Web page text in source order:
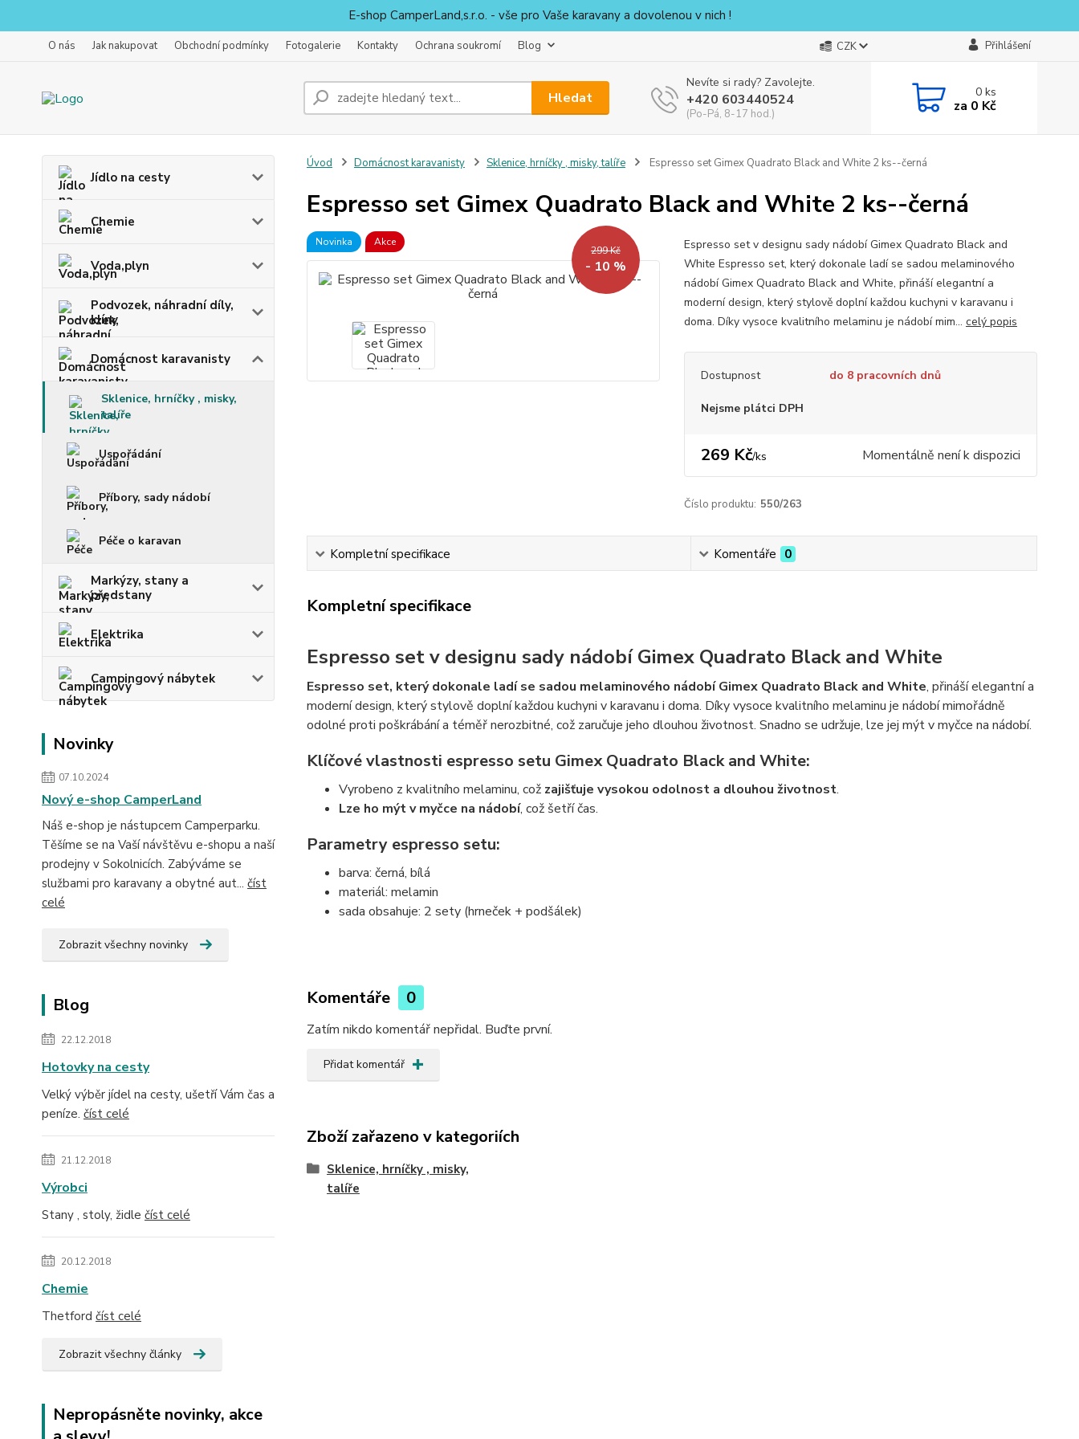
E-shop CamperLand,s.r.o. - vše pro Vaše karavany a dovolenou v nich !
O nás Jak nakupovat Obchodní podmínky Fotogalerie Kontakty Ochrana soukromí Blog CZK Přihlášení
Hledat
Nevíte si rady? Zavolejte.
+420 603440524
(Po-Pá, 8-17 hod.)
0ks
za 0 Kč
Jídlo na cesty
Chemie
Voda,plyn
Podvozek, náhradní díly,
klíny
Domácnost karavanisty
Sklenice, hrníčky , misky,
talíře
Uspořádání
Příbory, sady nádobí
Péče o karavan
Markýzy, stany a
předstany
Elektrika
Campingový nábytek
Novinky
07.10.2024
Nový e-shop CamperLand
Náš e-shop je nástupcem Camperparku.
Těšíme se na Vaší návštěvu e-shopu a naší
prodejny v Sokolnicích. Zabýváme se
službami pro karavany a obytné aut... číst
celé
Zobrazit všechny novinky
Blog
22.12.2018
Hotovky na cesty
Velký výběr jídel na cesty, ušetří Vám čas a
peníze. číst celé
21.12.2018
Výrobci
Stany , stoly, židle číst celé
20.12.2018
Chemie
Thetford číst celé
Zobrazit všechny články
Nepropásněte novinky, akce
Úvod Domácnost karavanisty Sklenice, hrníčky , misky, talíře Espresso set Gimex Quadrato Black and White 2 ks--černá
Espresso set Gimex Quadrato Black and White 2 ks--černá
Novinka Akce
299 Kč
- 10 %
Espresso set v designu sady nádobí Gimex Quadrato Black and
White Espresso set, který dokonale ladí se sadou melaminového
nádobí Gimex Quadrato Black and White, přináší elegantní a
moderní design, který stylově doplní každou kuchyni v karavanu i
doma. Díky vysoce kvalitního melaminu je nádobí mim... celý popis
Dostupnost do 8 pracovních dnů
Nejsme plátci DPH
269 Kč/ks Momentálně není k dispozici
Číslo produktu: 550/263
Kompletní specifikace Komentáře 0
Kompletní specifikace
Espresso set v designu sady nádobí Gimex Quadrato Black and White
Espresso set, který dokonale ladí se sadou melaminového nádobí Gimex Quadrato Black and White, přináší elegantní a
moderní design, který stylově doplní každou kuchyni v karavanu i doma. Díky vysoce kvalitního melaminu je nádobí mimořádně
odolné proti poškrábání a téměř nerozbitné, což zaručuje jeho dlouhou životnost. Snadno se udržuje, lze jej mýt v myčce na nádobí.
Klíčové vlastnosti espresso setu Gimex Quadrato Black and White:
Vyrobeno z kvalitního melaminu, což zajišťuje vysokou odolnost a dlouhou životnost.
Lze ho mýt v myčce na nádobí, což šetří čas.
Parametry espresso setu:
barva: černá, bílá
materiál: melamin
sada obsahuje: 2 sety (hrneček + podšálek)
Komentáře 0
Zatím nikdo komentář nepřidal. Buďte první.
Přidat komentář
Zboží zařazeno v kategoriích
Sklenice, hrníčky , misky,
talíře